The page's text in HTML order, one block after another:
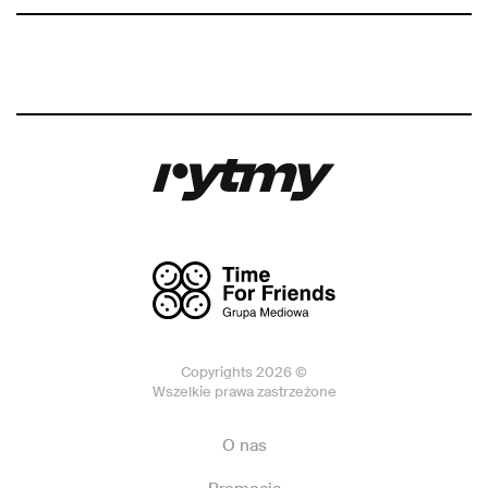
Copyrights 2026 ©
Wszelkie prawa zastrzeżone
O nas